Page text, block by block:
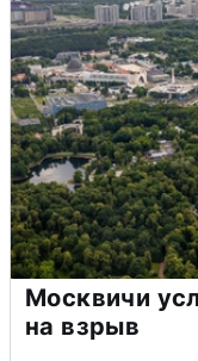
Москвичи
на взрыв